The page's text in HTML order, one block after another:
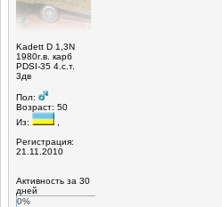
Kadett D 1,3N
1980г.в. карб
PDSI-35 4.с.т.
3дв
Пол:
Возраст: 50
Из:
Регистрация:
21.11.2010
Активность за 30
дней
0%